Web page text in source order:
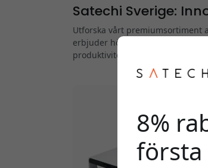
Satechi Sverige:
Utforska vårt premiumsortiment
erbjuder högkvalitativa
produktiviteten hemma och på
8%
första